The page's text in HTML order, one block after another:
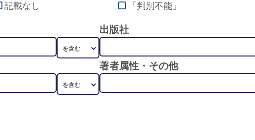
記載なし 「判別不能」
出版社
著者属性・その他